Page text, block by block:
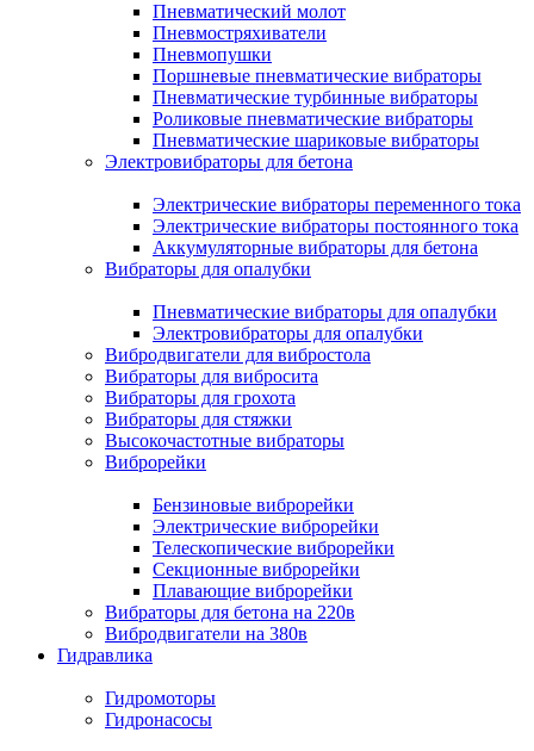
Пневматический молот
Пневмостряхиватели
Пневмопушки
Поршневые пневматические вибраторы
Пневматические турбинные вибраторы
Роликовые пневматические вибраторы
Пневматические шариковые вибраторы
Электровибраторы для бетона
Электрические вибраторы переменного тока
Электрические вибраторы постоянного тока
Аккумуляторные вибраторы для бетона
Вибраторы для опалубки
Пневматические вибраторы для опалубки
Электровибраторы для опалубки
Вибродвигатели для вибростола
Вибраторы для вибросита
Вибраторы для грохота
Вибраторы для стяжки
Высокочастотные вибраторы
Виброрейки
Бензиновые виброрейки
Электрические виброрейки
Телескопические виброрейки
Секционные виброрейки
Плавающие виброрейки
Вибраторы для бетона на 220в
Вибродвигатели на 380в
Гидравлика
Гидромоторы
Гидронасосы